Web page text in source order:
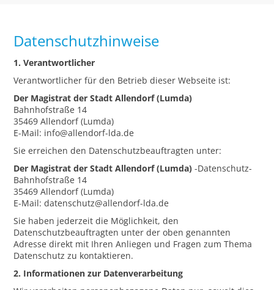
Datenschutzhinweise
1. Verantwortlicher
Verantwortlicher für den Betrieb dieser Webseite ist:
Der Magistrat der Stadt Allendorf (Lumda)
Bahnhofstraße 14
35469 Allendorf (Lumda)
E-Mail: info@allendorf-lda.de
Sie erreichen den Datenschutzbeauftragten unter:
Der Magistrat der Stadt Allendorf (Lumda) -Datenschutz-
Bahnhofstraße 14
35469 Allendorf (Lumda)
E-Mail: datenschutz@allendorf-lda.de
Sie haben jederzeit die Möglichkeit, den
Datenschutzbeauftragten unter der oben genannten
Adresse direkt mit Ihren Anliegen und Fragen zum Thema
Datenschutz zu kontaktieren.
2. Informationen zur Datenverarbeitung